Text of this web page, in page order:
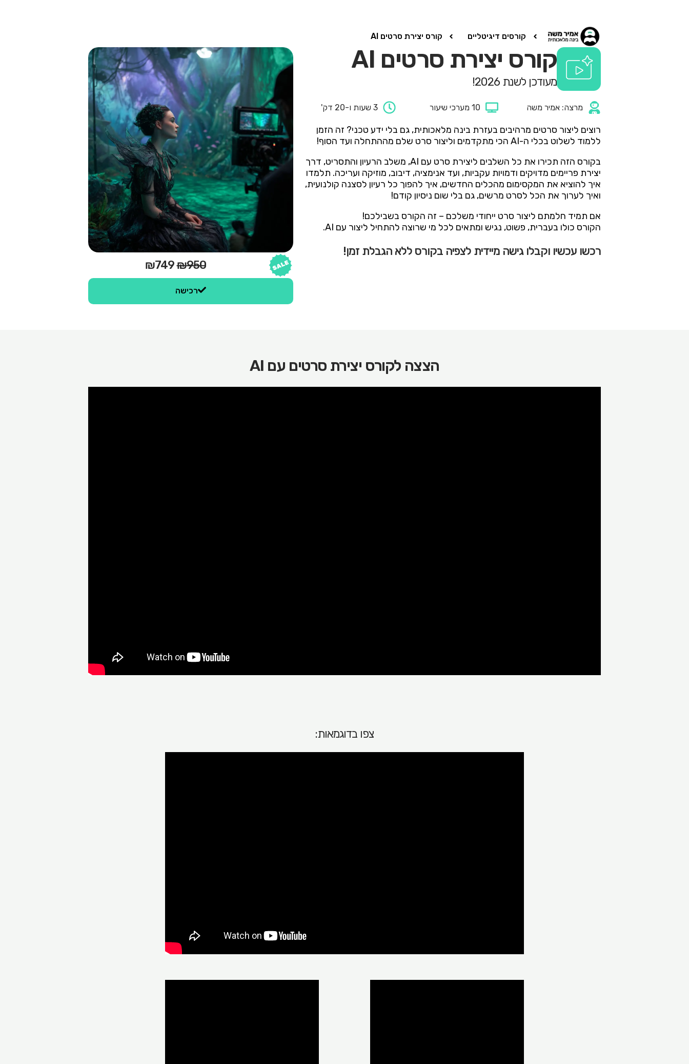
קורסים דיגיטליים קורס יצירת סרטים AI
קורס יצירת סרטים AI
מעודכן לשנת 2026!​​
מרצה: אמיר משה 10 מערכי שיעור 3 שעות ו-20 דק'
רוצים ליצור סרטים מרהיבים בעזרת בינה מלאכותית, גם בלי ידע טכני? זה הזמן
ללמוד לשלוט בכלי ה-AI הכי מתקדמים וליצור סרט שלם מההתחלה ועד הסוף!
בקורס הזה תכירו את כל השלבים ליצירת סרט עם AI, משלב הרעיון והתסריט, דרך
יצירת פריימים מדויקים ודמויות עקביות, ועד אנימציה, דיבוב, מוזיקה ועריכה. תלמדו
איך להוציא את המקסימום מהכלים החדשים, איך להפוך כל רעיון לסצנה קולנועית,
ואיך לערוך את הכל לסרט מרשים, גם בלי שום ניסיון קודם!
אם תמיד חלמתם ליצור סרט ייחודי משלכם – זה הקורס בשבילכם!
הקורס כולו בעברית, פשוט, נגיש ומתאים לכל מי שרוצה להתחיל ליצור עם AI.
רכשו עכשיו וקבלו גישה מיידית לצפיה בקורס ללא הגבלת זמן!
₪950
המחיר
המקורי
₪950.
₪749
הנוכחי
₪749.
רכישה
הצצה לקורס יצירת סרטים עם AI
צפו בדוגמאות: